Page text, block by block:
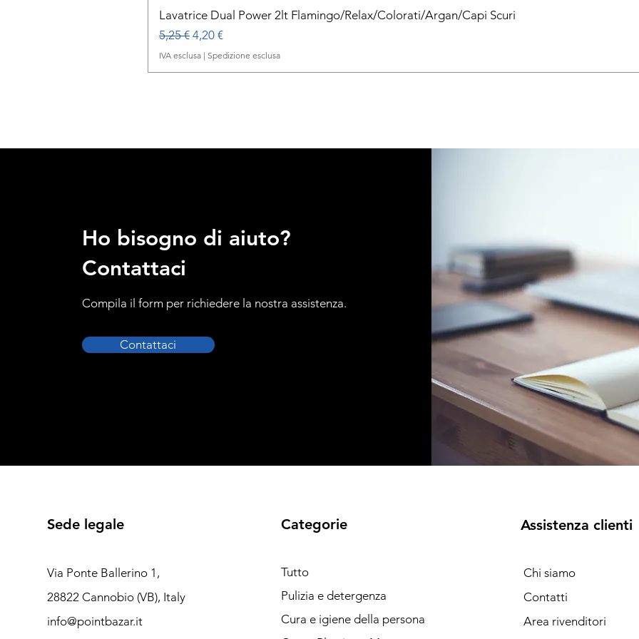
Lavatrice Dual Power 2lt Flamingo/Relax/Colorati/Argan/Capi Scuri
Prezzo regolare
5,25 € Prezzo scontato
4,20 €
IVA esclusa | Spedizione esclusa
Ho bisogno di aiuto?
Contattaci
Compila il form per richiedere la nostra assistenza.
Contattaci
Sede legale
Via Ponte Ballerino 1,
28822 Cannobio (VB), Italy
info@pointbazar.it
Categorie
Tutto
Pulizia e detergenza
Cura e igiene della persona
Assistenza clienti
Chi siamo
Contatti
Area rivenditori